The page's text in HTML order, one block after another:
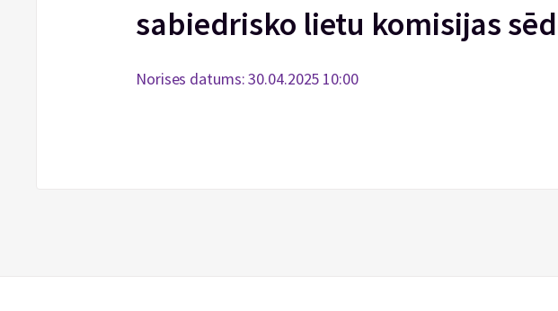
sabiedrisko lietu komisijas
Norises datums: 30.04.2025 10:00